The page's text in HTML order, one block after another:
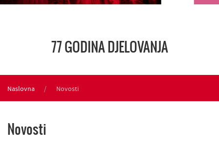
77 GODINA DJELOVANJA
Naslovna Novosti
Novosti